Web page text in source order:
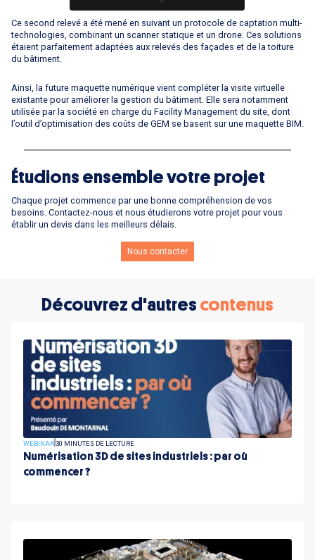
Ce second relevé a été mené en suivant un protocole de captation multi-
technologies, combinant un scanner statique et un drone. Ces solutions
étaient parfaitement adaptées aux relevés des façades et de la toiture
du bâtiment.
Ainsi, la future maquette numérique vient compléter la visite virtuelle
existante pour améliorer la gestion du bâtiment. Elle sera notamment
utilisée par la société en charge du Facility Management du site, dont
l’outil d’optimisation des coûts de GEM se basent sur une maquette BIM.
Étudions ensemble votre projet
Chaque projet commence par une bonne compréhension de vos
besoins. Contactez-nous et nous étudierons votre projet pour vous
établir un devis dans les meilleurs délais.
Nous contacter
Découvrez d'autres contenus
WEBINAR30 MINUTES DE LECTURE
Numérisation 3D de sites industriels : par où
commencer ?